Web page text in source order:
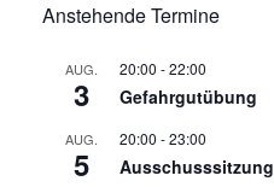
Anstehende Termine
AUG.
3
20:00 -22:00
Gefahrgutübung
AUG.
5
20:00 -23:00
Ausschusssitzung